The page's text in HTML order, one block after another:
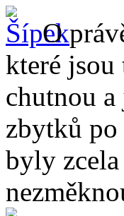
O
které
chutnou
zbytků
byly